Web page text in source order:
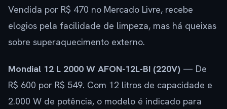
Vendida por R$ 470 no Mercado Livre, recebe
elogios pela facilidade de limpeza, mas há queixas
sobre superaquecimento externo.
Mondial 12 L 2000 W AFON-12L-BI (220V) — De
R$ 600 por R$ 549. Com 12 litros de capacidade e
2.000 W de potência, o modelo é indicado para